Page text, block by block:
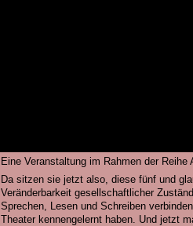
Eine Veranstaltung im Rahmen der
Da sitzen sie jetzt also, diese fünf und
Veränderbarkeit gesellschaftlicher
Sprechen, Lesen und Schreiben
Theater kennengelernt haben. Und jetzt